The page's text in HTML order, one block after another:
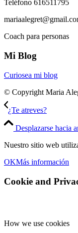
Teléfono 616511795
Coach para personas
Mi Blog
Curiosea mi blog
© Copyright Maria
¿Te atreves?
Desplazarse hacia
Nuestro sitio web
OKMás información
Cookie and
How we use cookies